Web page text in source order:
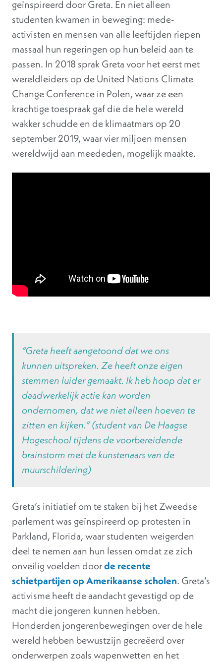
geïnspireerd door Greta. En niet alleen
studenten kwamen in beweging: mede-
activisten en mensen van alle leeftijden riepen
massaal hun regeringen op hun beleid aan te
passen. In 2018 sprak Greta voor het eerst met
wereldleiders op de United Nations Climate
Change Conference in Polen, waar ze een
krachtige toespraak gaf die de hele wereld
wakker schudde en de klimaatmars op 20
september 2019, waar vier miljoen mensen
wereldwijd aan meededen, mogelijk maakte.
“Greta heeft aangetoond dat we ons
kunnen uitspreken. Ze heeft onze eigen
stemmen luider gemaakt. Ik heb hoop dat er
daadwerkelijk actie kan worden
ondernomen, dat we niet alleen hoeven te
zitten en kijken.” (student van De Haagse
Hogeschool tijdens de voorbereidende
brainstorm met de kunstenaars van de
muurschildering)
Greta’s initiatief om te staken bij het Zweedse
parlement was geïnspireerd op protesten in
Parkland, Florida, waar studenten weigerden
deel te nemen aan hun lessen omdat ze zich
onveilig voelden doorde recente
schietpartijen op Amerikaanse scholen. Greta’s
activisme heeft de aandacht gevestigd op de
macht die jongeren kunnen hebben.
Honderden jongerenbewegingen over de hele
wereld hebben bewustzijn gecreëerd over
onderwerpen zoals wapenwetten en het